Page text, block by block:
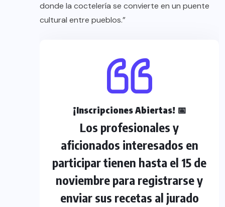
donde la coctelería se convierte en un puente
cultural entre pueblos.”
¡Inscripciones Abiertas! 📅
Los profesionales y
aficionados interesados en
participar tienen hasta el 15 de
noviembre para registrarse y
enviar sus recetas al jurado